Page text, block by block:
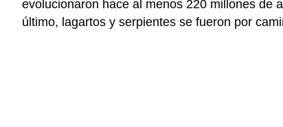
evolucionaron hace al menos 220 millones de
último, lagartos y serpientes se fueron por